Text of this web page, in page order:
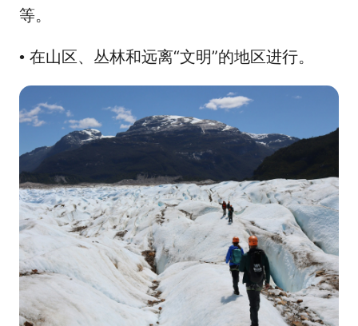
等。
•在山区、丛林和远离“文明”的地区进行。